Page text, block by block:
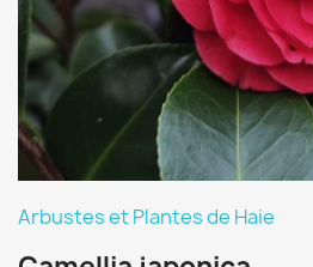
Arbustes et Plantes de Haie